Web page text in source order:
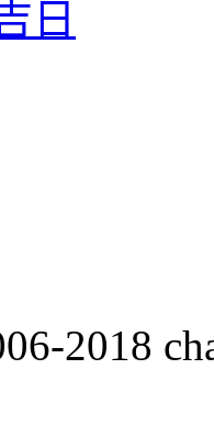
日
2018